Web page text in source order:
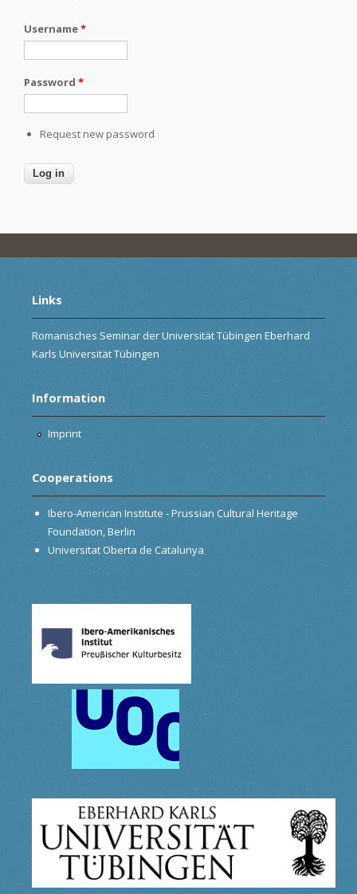
Username*
Password *
Request new password
Links
Romanisches Seminar der Universität Tübingen Eberhard
Karls Universität Tübingen
Information
Imprint
Cooperations
Ibero-American Institute - Prussian Cultural Heritage
Foundation, Berlin
Universitat Oberta de Catalunya